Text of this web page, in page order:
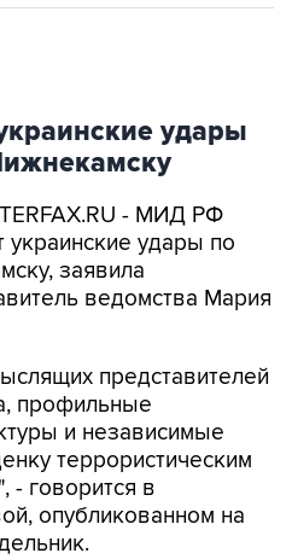
удары
- МИД РФ
удары по
заявила
ведомства Мария
представителей
профильные
и независимые
террористическим
- говорится в
опубликованном на